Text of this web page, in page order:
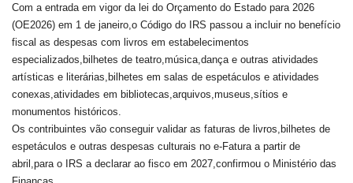
Com a entrada em vigor da lei do Orçamento do Estado para 2026
(OE2026) em 1 de janeiro,o Código do IRS passou a incluir no benefício
fiscal as despesas com livros em estabelecimentos
especializados,bilhetes de teatro,música,dança e outras atividades
artísticas e literárias,bilhetes em salas de espetáculos e atividades
conexas,atividades em bibliotecas,arquivos,museus,sítios e
monumentos históricos.
Os contribuintes vão conseguir validar as faturas de livros,bilhetes de
espetáculos e outras despesas culturais no e-Fatura a partir de
abril,para o IRS a declarar ao fisco em 2027,confirmou o Ministério das